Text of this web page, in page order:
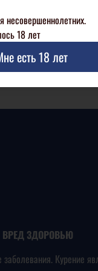
ЗДОРОВЬЮ
Курение
несовершеннолетних.
18 лет
есть 18 лет